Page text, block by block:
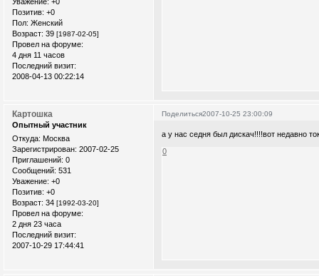
Позитив: +0
Пол: Женский
Возраст: 39 [1987-02-05]
Провел на форуме:
4 дня 11 часов
Последний визит:
2008-04-13 00:22:14
Поделиться2007-10-25 23:00:09
Картошка
Опытный участник
Откуда: Москва
Зарегистрирован: 2007-02-25
Приглашений: 0
Сообщений: 531
Уважение: +0
Позитив: +0
Возраст: 34 [1992-03-20]
Провел на форуме:
2 дня 23 часа
Последний визит:
2007-10-29 17:44:41
а у нас седня был дискач!!!!вот недавно
0